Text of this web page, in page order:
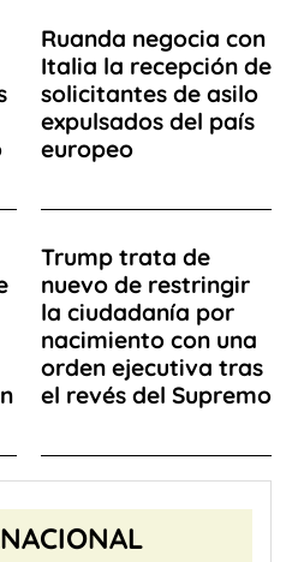
Ruanda negocia con
Italia la recepción de
solicitantes de asilo
expulsados del país
europeo
Trump trata de
nuevo de restringir
la ciudadanía por
nacimiento con una
orden ejecutiva tras
el revés del Supremo